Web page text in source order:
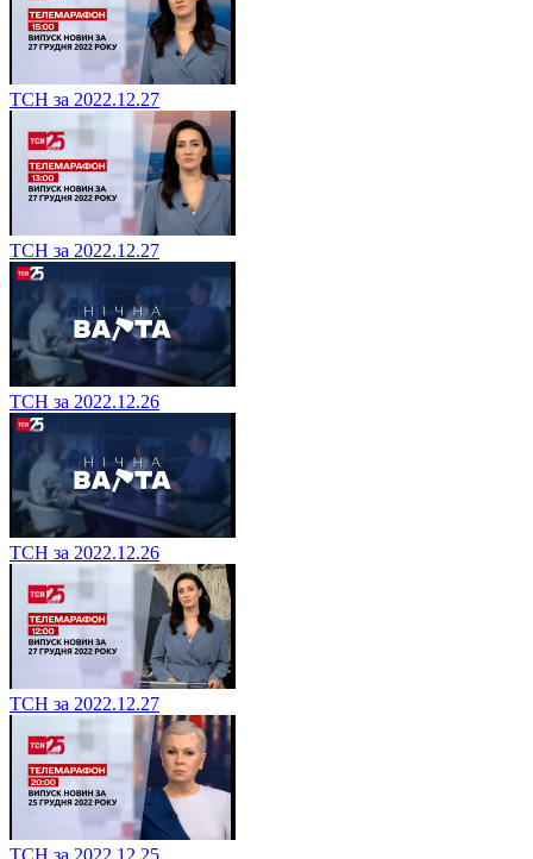
ТСН за 2022.12.27
ТСН за 2022.12.27
ТСН за 2022.12.26
ТСН за 2022.12.26
ТСН за 2022.12.27
ТСН за 2022.12.25